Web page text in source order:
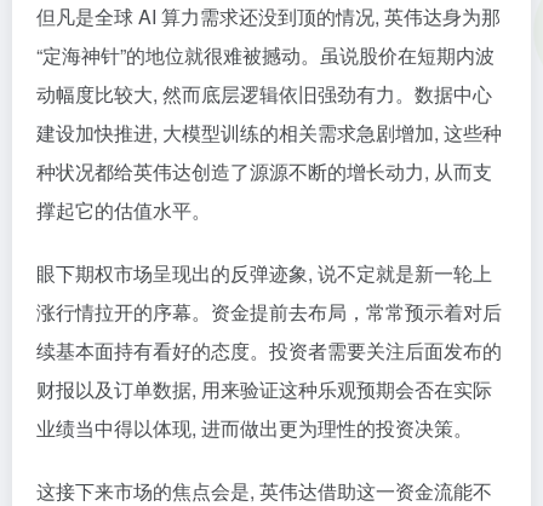
但凡是全球 AI 算力需求还没到顶的情况, 英伟达身为那
“定海神针”的地位就很难被撼动。虽说股价在短期内波
动幅度比较大, 然而底层逻辑依旧强劲有力。数据中心
建设加快推进, 大模型训练的相关需求急剧增加, 这些种
种状况都给英伟达创造了源源不断的增长动力, 从而支
撑起它的估值水平。
眼下期权市场呈现出的反弹迹象, 说不定就是新一轮上
涨行情拉开的序幕。资金提前去布局，常常预示着对后
续基本面持有看好的态度。投资者需要关注后面发布的
财报以及订单数据, 用来验证这种乐观预期会否在实际
业绩当中得以体现, 进而做出更为理性的投资决策。
这接下来市场的焦点会是, 英伟达借助这一资金流能不